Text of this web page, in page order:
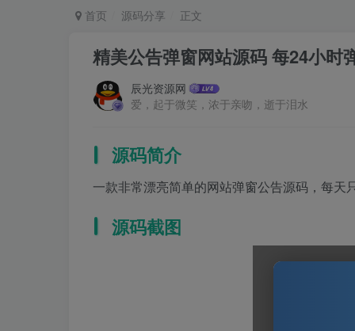
首页 源码分享 正文
精美公告弹窗网站源码 每24小时
辰光资源网
爱，起于微笑，浓于亲吻，逝于泪水
源码简介
一款非常漂亮简单的网站弹窗公告源码，每
源码截图